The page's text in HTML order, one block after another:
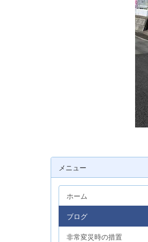
メニュー
ホーム
ブログ
非常変災時の措置